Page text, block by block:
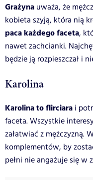
Grażyna uważa, że
kobieta szyją, która nią
paca każdego faceta,
nawet zachcianki.
będzie ją rozpieszczał i
Karolina
Karolina to flirciara i
faceta. Wszystkie
załatwiać z mężczyzną.
komplementów, by
pełni nie angażuje się w